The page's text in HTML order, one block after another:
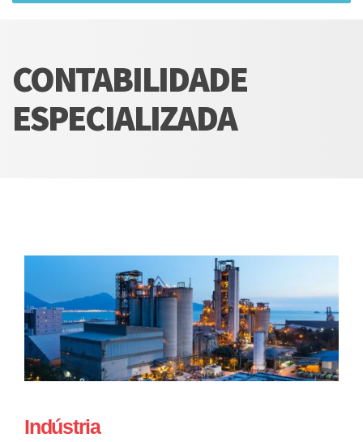
CONTABILIDADE
ESPECIALIZADA
Indústria